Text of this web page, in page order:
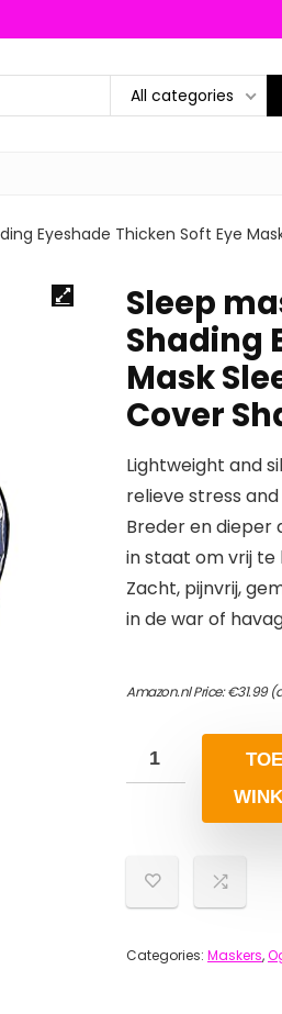
All categories
Eyeshade Thicken Soft Eye
Sleep
Shading
Mask
Cover
Lightweight and
relieve stress
Breder en dieper
in staat om vrij
Zacht, pijnvrij,
in de war of
Amazon.nl Price:€31.99
Categories: Maskers,